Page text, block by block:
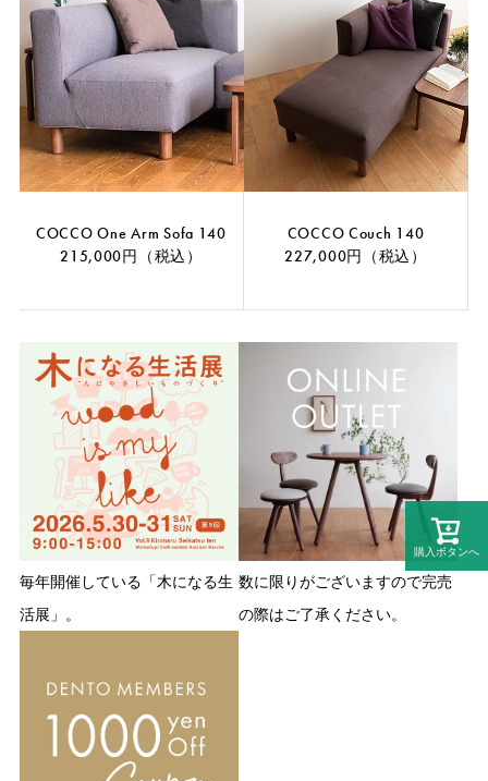
購入ボタンへ
COCCO One Arm Sofa 140
215,000円（税込）
COCCO Couch 140
227,000円（税込）
毎年開催している「木になる生
活展」。
数に限りがございますので完売
の際はご了承ください。